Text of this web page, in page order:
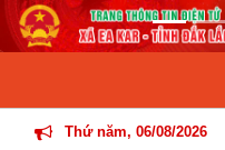
Thứ năm, 06/08/2026